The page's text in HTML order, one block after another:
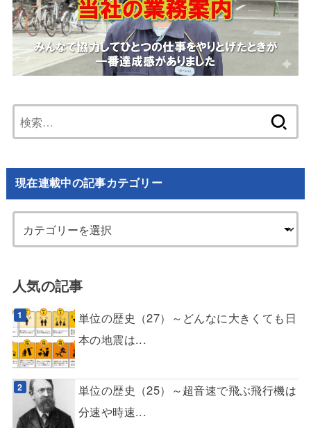
索:
現在連載中の記事カテゴリー
人気の記事
単位の歴史（27）～どんなに大きくても日
本の地震は...
単位の歴史（25）～超音速で飛ぶ飛行機は
分速や時速...